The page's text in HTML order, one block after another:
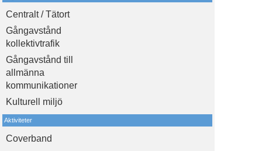
Centralt / Tätort
Gångavstånd
kollektivtrafik
Gångavstånd till
allmänna
kommunikationer
Kulturell miljö
Aktiviteter
Coverband